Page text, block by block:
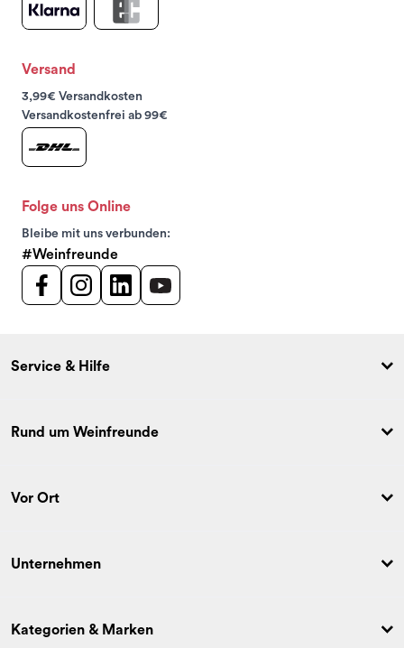
Versand
3,99€ Versandkosten
Versandkostenfrei ab 99€
Folge uns Online
Bleibe mit uns verbunden:
#Weinfreunde
Service & Hilfe
Rund um Weinfreunde
Vor Ort
Unternehmen
Kategorien & Marken